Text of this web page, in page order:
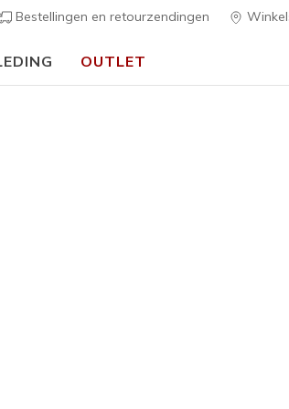
Bestellingen en retourzendingen
OUTLET